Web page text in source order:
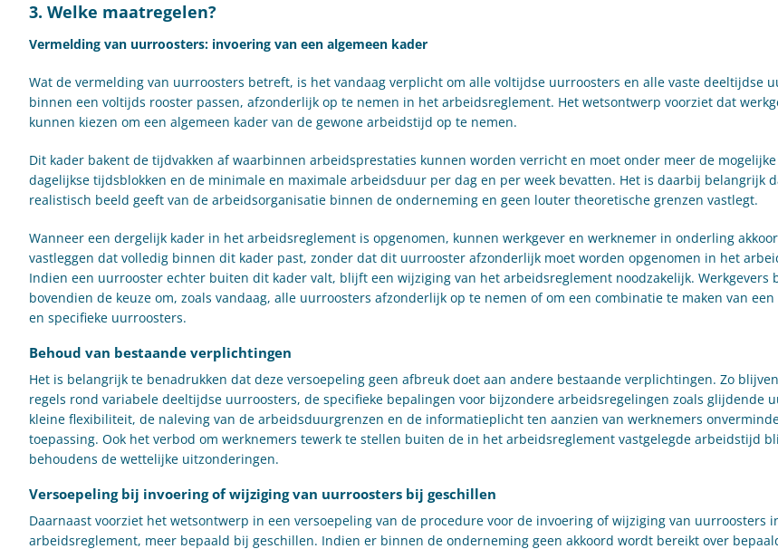
3. Welke maatregelen?
Vermelding van uurroosters: invoering van een algemeen kader
Wat de vermelding van uurroosters betreft, is het vandaag verplicht om alle voltijdse uurroosters en alle vaste deeltijdse
binnen een voltijds rooster passen, afzonderlijk op te nemen in het arbeidsreglement. Het wetsontwerp voorziet dat
kunnen kiezen om een algemeen kader van de gewone arbeidstijd op te nemen.
Dit kader bakent de tijdvakken af waarbinnen arbeidsprestaties kunnen worden verricht en moet onder meer de
dagelijkse tijdsblokken en de minimale en maximale arbeidsduur per dag en per week bevatten. Het is daarbij belangrijk
realistisch beeld geeft van de arbeidsorganisatie binnen de onderneming en geen louter theoretische grenzen vastlegt.
Wanneer een dergelijk kader in het arbeidsreglement is opgenomen, kunnen werkgever en werknemer in onderling
vastleggen dat volledig binnen dit kader past, zonder dat dit uurrooster afzonderlijk moet worden opgenomen in het
Indien een uurrooster echter buiten dit kader valt, blijft een wijziging van het arbeidsreglement noodzakelijk. Werkgevers
bovendien de keuze om, zoals vandaag, alle uurroosters afzonderlijk op te nemen of om een combinatie te maken van
en specifieke uurroosters.
Behoud van bestaande verplichtingen
Het is belangrijk te benadrukken dat deze versoepeling geen afbreuk doet aan andere bestaande verplichtingen. Zo
regels rond variabele deeltijdse uurroosters, de specifieke bepalingen voor bijzondere arbeidsregelingen zoals glijdende
kleine flexibiliteit, de naleving van de arbeidsduurgrenzen en de informatieplicht ten aanzien van werknemers
toepassing. Ook het verbod om werknemers tewerk te stellen buiten de in het arbeidsreglement vastgelegde arbeidstijd
behoudens de wettelijke uitzonderingen.
Versoepeling bij invoering of wijziging van uurroosters bij geschillen
Daarnaast voorziet het wetsontwerp in een versoepeling van de procedure voor de invoering of wijziging van uurroosters
arbeidsreglement, meer bepaald bij geschillen. Indien er binnen de onderneming geen akkoord wordt bereikt over